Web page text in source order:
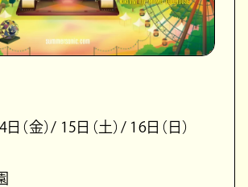
（金）/ 15日（土）/ 16日（日）